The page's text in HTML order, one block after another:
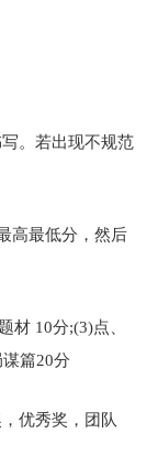
。若出现不规范
高最低分，然后
材 10分;(3)点、
篇20分
优秀奖，团队